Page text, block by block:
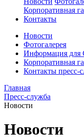
Корпоративная
Контакты
Новости
Фотогалерея
Информация
Корпоративная
Контакты пресс-
Главная
Пресс-служба
Новости
Новости